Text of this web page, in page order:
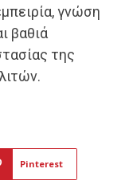
γνώση
βαθιά
της
Pinterest